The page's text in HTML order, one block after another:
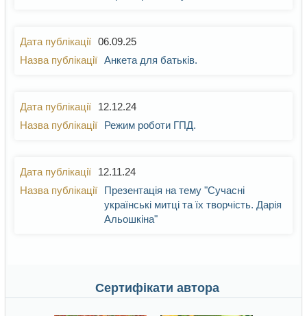
06.09.25
Анкета для батьків.
12.12.24
Режим роботи ГПД.
12.11.24
Презентація на тему "Сучасні
українські митці та їх творчість. Дарія
Альошкіна"
Сертифікати автора